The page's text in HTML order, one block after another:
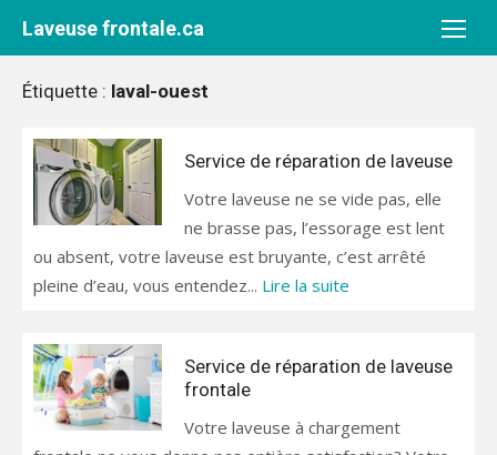
Laveuse frontale.ca
Étiquette : laval-ouest
Service de réparation de laveuse
Votre laveuse ne se vide pas, elle
ne brasse pas, l’essorage est lent
ou absent, votre laveuse est bruyante, c’est arrêté
pleine d’eau, vous entendez... Lire la suite
Service de réparation de laveuse
frontale
Votre laveuse à chargement